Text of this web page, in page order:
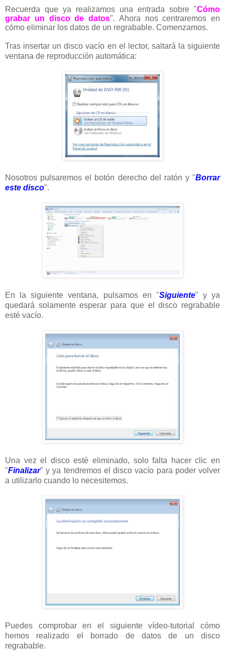
Recuerda que ya realizamos una entrada sobre "Cómo
grabar un disco de datos". Ahora nos centraremos en
cómo eliminar los datos de un regrabable. Comenzamos.
Tras insertar un disco vacío en el lector, saltará la siguiente
ventana de reproducción automática:
Nosotros pulsaremos el botón derecho del ratón y "Borrar
este disco".
En la siguiente ventana, pulsamos en "Siguiente" y ya
quedará solamente esperar para que el disco regrabable
esté vacío.
Una vez el disco esté eliminado, solo falta hacer clic en
"Finalizar" y ya tendremos el disco vacío para poder volver
a utilizarlo cuando lo necesitemos.
Puedes comprobar en el siguiente vídeo-tutorial cómo
hemos realizado el borrado de datos de un disco
regrabable.